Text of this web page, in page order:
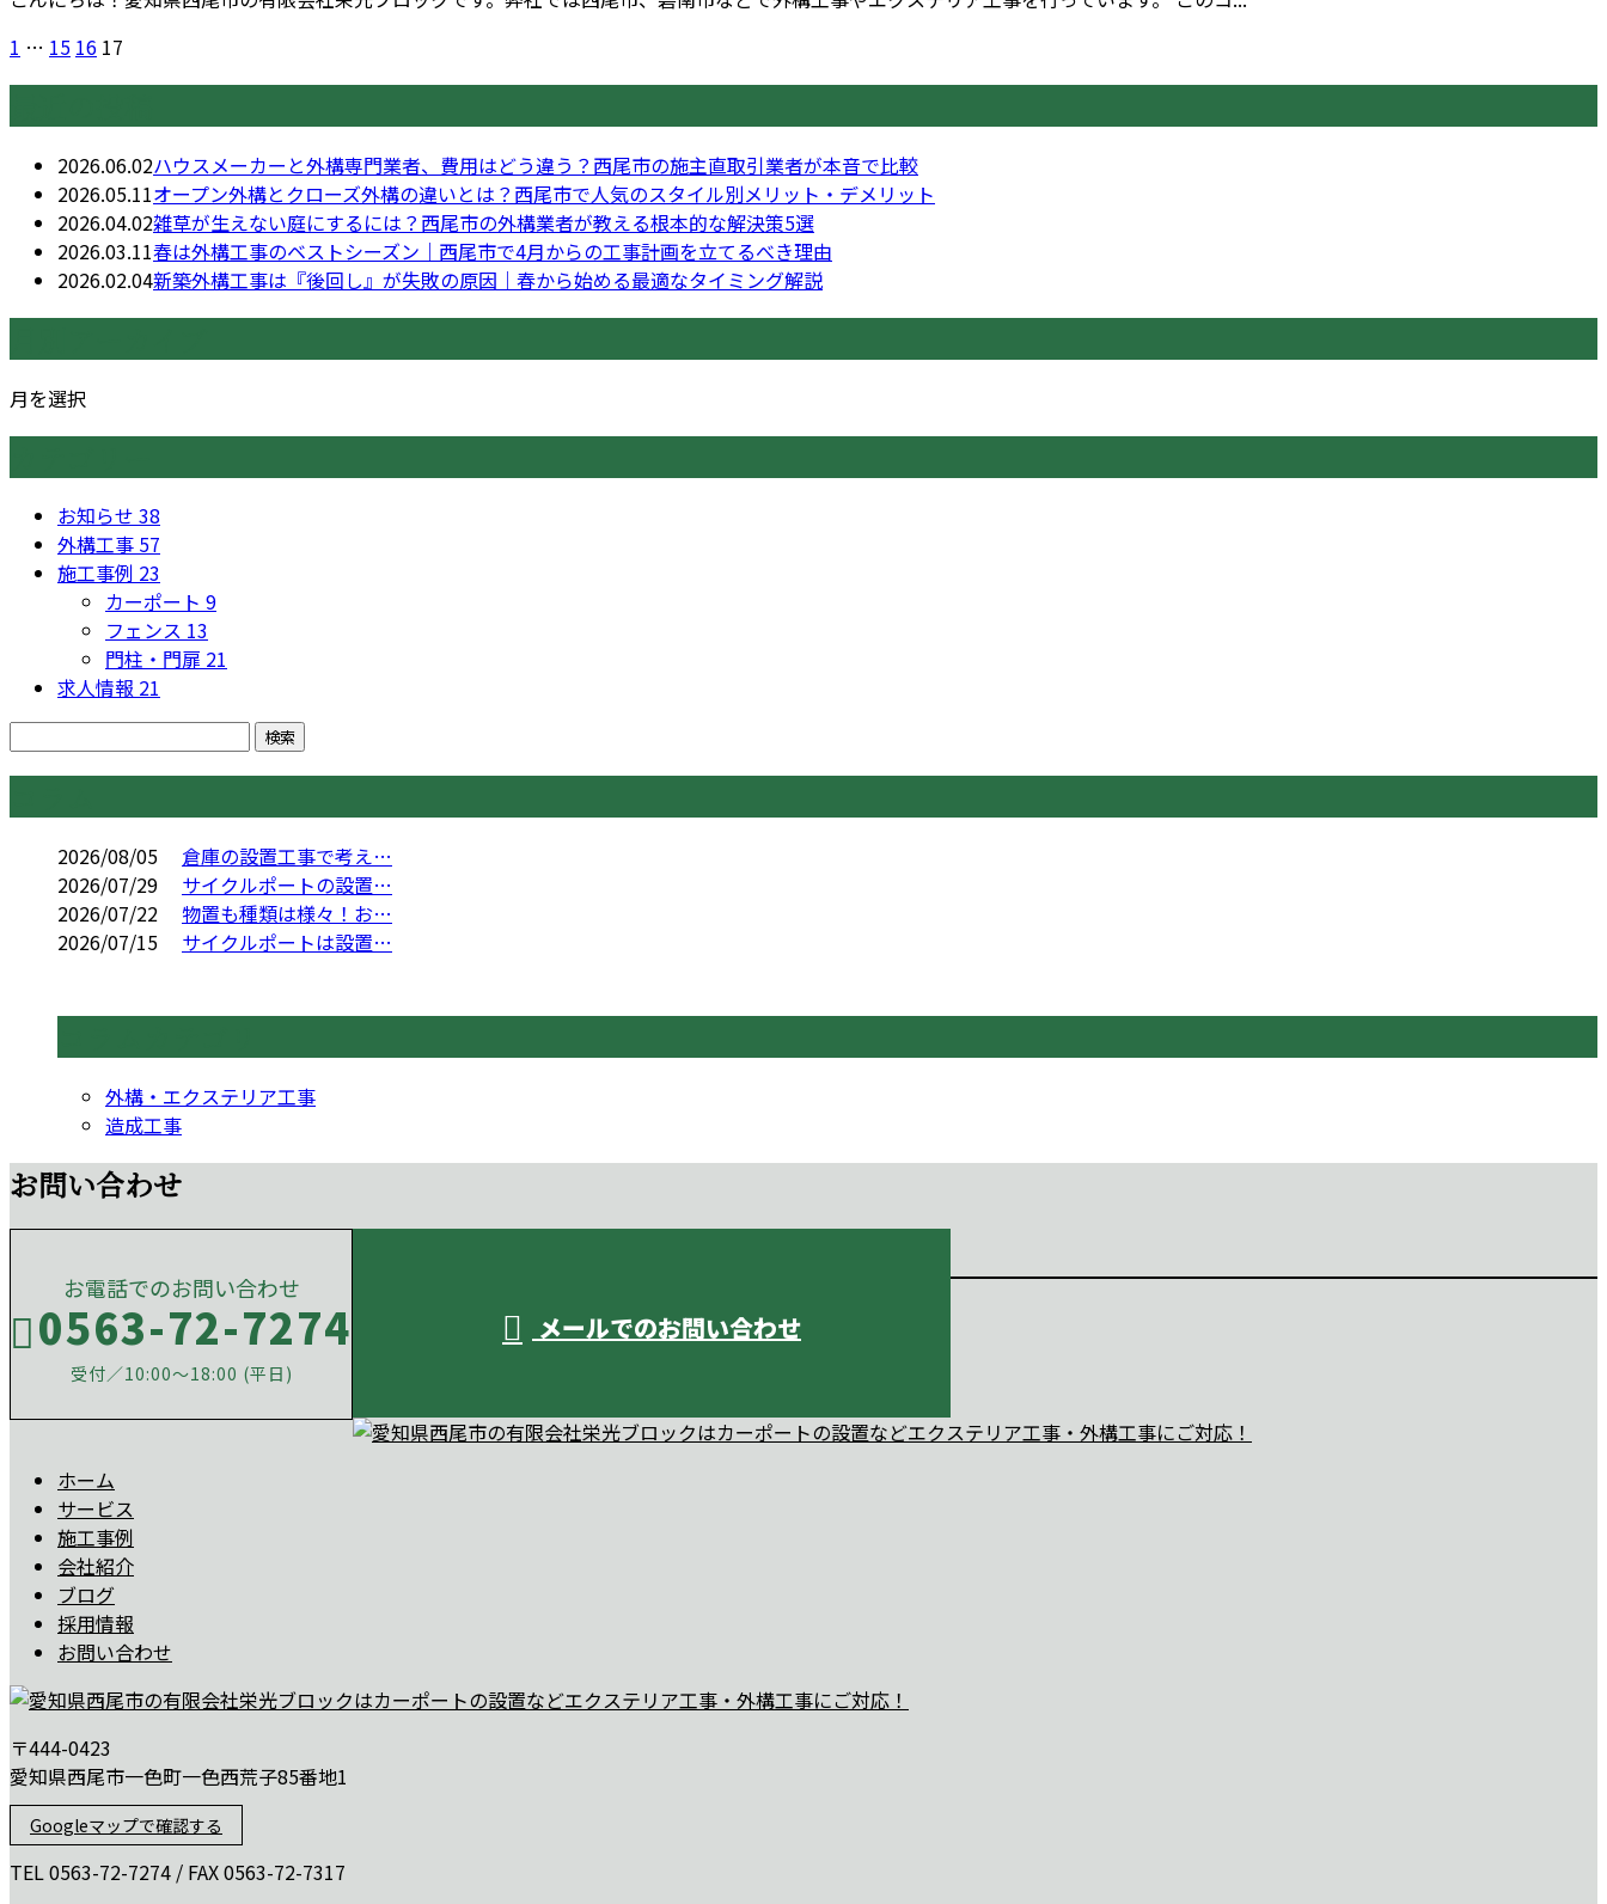
1 … 15 16 17
2026.06.02ハウスメーカーと外構専門業者、費用はどう違う？西尾市の施主直取引業者が本音で比較
2026.05.11オープン外構とクローズ外構の違いとは？西尾市で人気のスタイル別メリット・デメリット
2026.04.02雑草が生えない庭にするには？西尾市の外構業者が教える根本的な解決策5選
2026.03.11春は外構工事のベストシーズン｜西尾市で4月からの工事計画を立てるべき理由
2026.02.04新築外構工事は『後回し』が失敗の原因｜春から始める最適なタイミング解説
月を選択
お知らせ 38
外構工事 57
施工事例 23
カーポート 9
フェンス 13
門柱・門扉 21
求人情報 21
2026/08/05
倉庫の設置工事で考え…
2026/07/29
サイクルポートの設置…
2026/07/22
物置も種類は様々！お…
2026/07/15
サイクルポートは設置…
外構・エクステリア工事
造成工事
お問い合わせ
お電話でのお問い合わせ
0563-72-7274
受付／10:00～18:00 (平日)
メールでのお問い合わせ
ホーム
サービス
施工事例
会社紹介
ブログ
採用情報
お問い合わせ
〒444-0423
愛知県西尾市一色町一色西荒子85番地1
Googleマップで確認する
TEL 0563-72-7274 / FAX 0563-72-7317